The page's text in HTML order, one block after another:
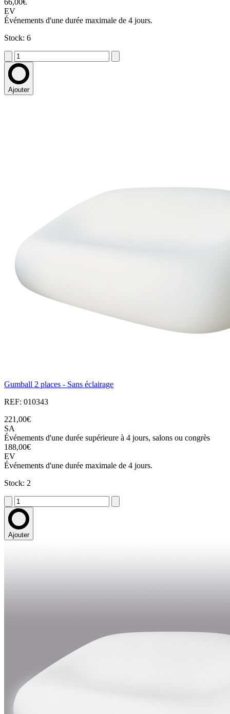
66,00€
EV
Événements d'une durée maximale de 4 jours.
Stock: 6
Ajouter
Gumball 2 places - Sans éclairage
REF: 010343
221,00€
SA
Événements d'une durée supérieure à 4 jours, salons ou congrès
188,00€
EV
Événements d'une durée maximale de 4 jours.
Stock: 2
Ajouter